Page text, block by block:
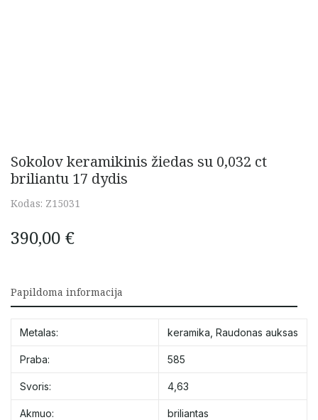
Sokolov keramikinis žiedas su 0,032 ct
briliantu 17 dydis
Kodas: Z15031
390,00 €
Papildoma informacija
Metalas: keramika Raudonas auksas
Praba: 585
Svoris: 4,63
Akmuo: briliantas